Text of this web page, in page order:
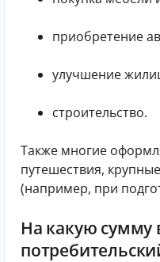
приобретение
улучшение
строительство.
Также многие
путешествия,
(например, при
На какую